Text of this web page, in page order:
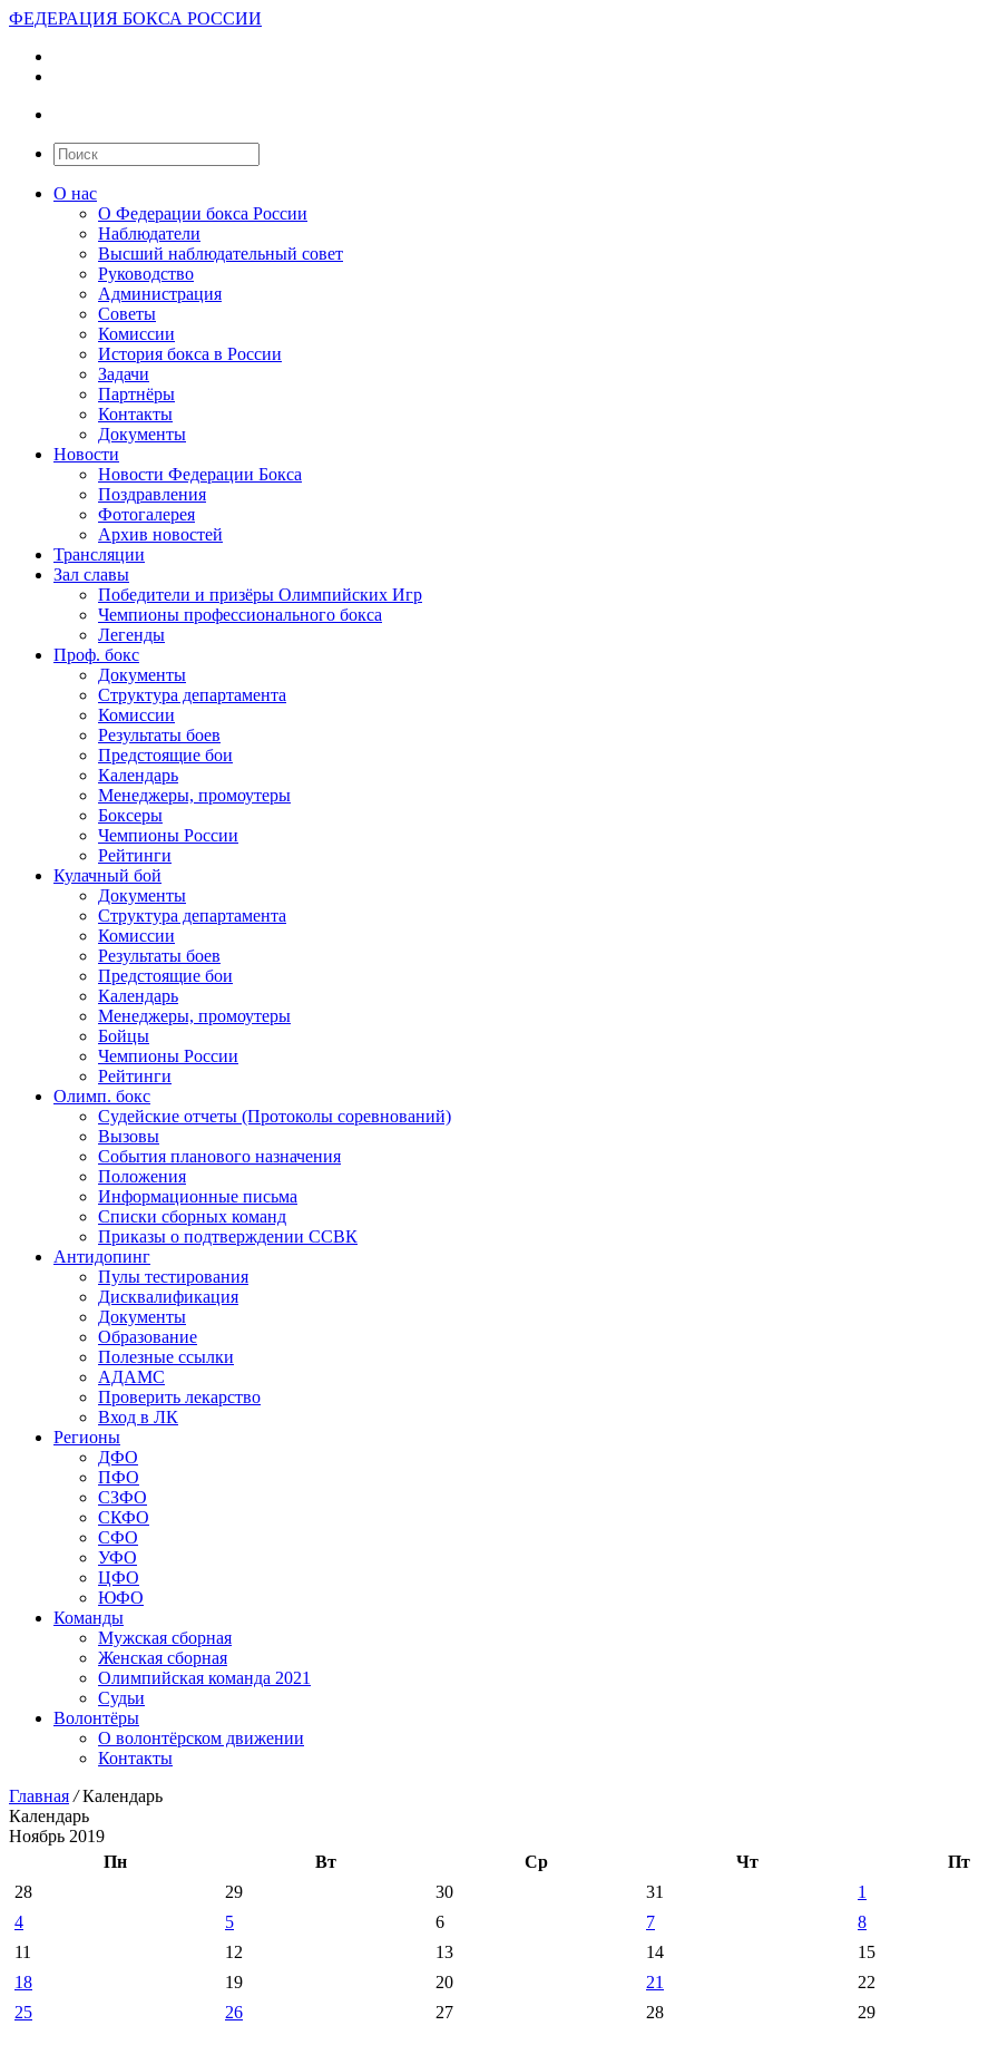
ФЕДЕРАЦИЯ БОКСА РОССИИ
О нас
О Федерации бокса России
Наблюдатели
Высший наблюдательный совет
Руководство
Администрация
Советы
Комиссии
История бокса в России
Задачи
Партнёры
Контакты
Документы
Новости
Новости Федерации Бокса
Поздравления
Фотогалерея
Архив новостей
Трансляции
Зал славы
Победители и призёры Олимпийских Игр
Чемпионы профессионального бокса
Легенды
Проф. бокс
Документы
Структура департамента
Комиссии
Результаты боев
Предстоящие бои
Календарь
Менеджеры, промоутеры
Боксеры
Чемпионы России
Рейтинги
Кулачный бой
Документы
Структура департамента
Комиссии
Результаты боев
Предстоящие бои
Календарь
Менеджеры, промоутеры
Бойцы
Чемпионы России
Рейтинги
Олимп. бокс
Судейские отчеты (Протоколы соревнований)
Вызовы
События планового назначения
Положения
Информационные письма
Списки сборных команд
Приказы о подтверждении ССВК
Антидопинг
Пулы тестирования
Дисквалификация
Документы
Образование
Полезные ссылки
АДАМС
Проверить лекарство
Вход в ЛК
Регионы
ДФО
ПФО
СЗФО
СКФО
СФО
УФО
ЦФО
ЮФО
Команды
Мужская сборная
Женская сборная
Олимпийская команда 2021
Судьи
Волонтёры
О волонтёрском движении
Контакты
Главная /Календарь
Календарь
Ноябрь 2019
Пн
Вт Ср Чт
Пт
28
29 30 31
1
4
5 6 7
8
11
12 13 14
15
18
19 20 21
22
25
26 27 28 29